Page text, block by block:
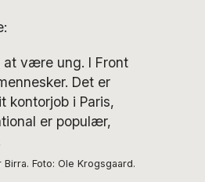
at være ung. I Front
Det er
kontorjob i Paris,
er populær,
Birra. Foto: Ole Krogsgaard.